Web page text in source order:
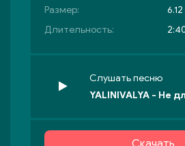
Размер:
Длительность:
Слушать песню
YALINIVALYA - Не